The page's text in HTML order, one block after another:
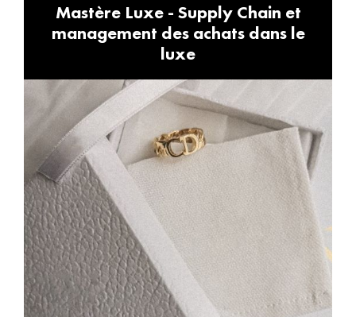
Mastère Luxe - Supply Chain et
management des achats dans le
luxe